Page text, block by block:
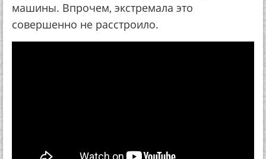
машины. Впрочем, экстремала это
совершенно не расстроило.